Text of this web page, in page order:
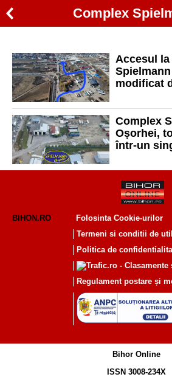
Complex
Accesul la
modificat
Complex
Oșorhei,
într-un
BIHON.RO
Folosinta Cookie-urilor
Termeni si conditii de
Politica de
Regulament postare și
Bihor Online
ISSN 3008-234X